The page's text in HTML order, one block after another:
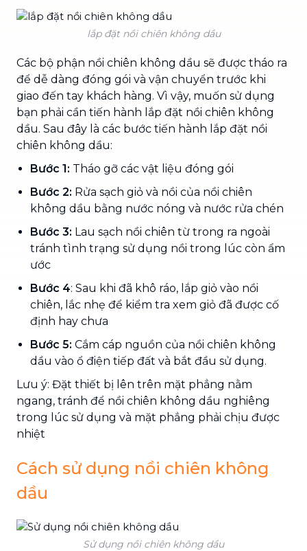
lắp đặt nồi chiên không dầu
Các bộ phận nồi chiên không dầu sẽ được tháo ra
để dễ dàng đóng gói và vận chuyển trước khi
giao đến tay khách hàng. Vì vậy, muốn sử dụng
bạn phải cần tiến hành lắp đặt nồi chiên không
dầu. Sau đây là các bước tiến hành lắp đặt nồi
chiên không dầu:
Bước 1: Tháo gỡ các vật liệu đóng gói
Bước 2: Rửa sạch giỏ và nồi của nồi chiên
không dầu bằng nước nóng và nước rửa chén
Bước 3: Lau sạch nồi chiên từ trong ra ngoài
tránh tình trạng sử dụng nồi trong lúc còn ẩm
ước
Bước 4: Sau khi đã khô ráo, lắp giỏ vào nồi
chiên, lắc nhẹ để kiểm tra xem giỏ đã được cố
định hay chưa
Bước 5: Cắm cáp nguồn của nồi chiên không
dầu vào ổ điện tiếp đất và bắt đầu sử dụng.
Lưu ý: Đặt thiết bị lên trên mặt phẳng nằm
ngang, tránh để nồi chiên không dầu nghiêng
trong lúc sử dụng và mặt phẳng phải chịu được
nhiệt
Cách sử dụng nồi chiên không
dầu
Sử dụng nồi chiên không dầu